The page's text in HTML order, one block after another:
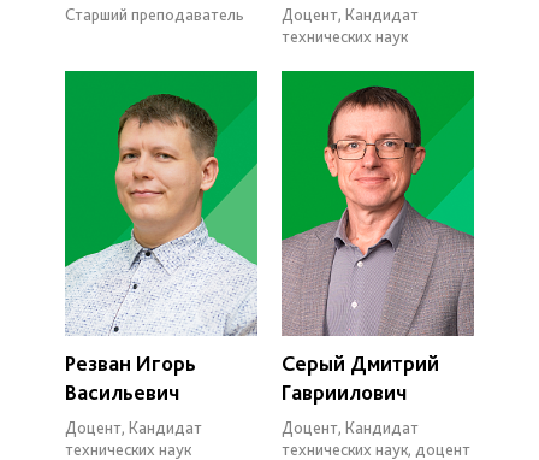
Старший преподаватель
Доцент, Кандидат
технических наук
Резван Игорь
Васильевич
Доцент, Кандидат
технических наук
Серый Дмитрий
Гавриилович
Доцент, Кандидат
технических наук, доцент